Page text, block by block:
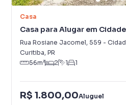
Casa
Casa para Alugar em
Rua Rosiane Jacomel, 559 -
Curitiba, PR
56m² 2 1 1
R$ 1.800,00Aluguel